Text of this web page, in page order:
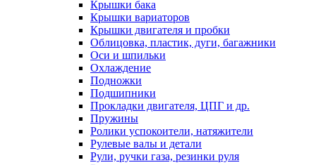
Крышки бака
Крышки вариаторов
Крышки двигателя и пробки
Облицовка, пластик, дуги, багажники
Оси и шпильки
Охлаждение
Подножки
Подшипники
Прокладки двигателя, ЦПГ и др.
Пружины
Ролики успокоители, натяжители
Рулевые валы и детали
Рули, ручки газа, резинки руля